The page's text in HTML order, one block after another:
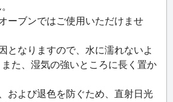
にもおすすめです。
ため、水拭き、または軽く水洗いが
きますが、水やお湯の浸け置き洗
ではご使用いただけません）。
皮は手沢によって光沢を増し、山桜
ーブンではご使用いただけませ
となりますので、水に濡れないよ
た、湿気の強いところに長く置か
および退色を防ぐため、直射日光